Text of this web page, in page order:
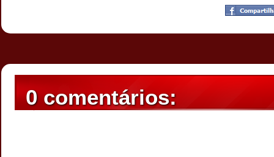
18:46
0 comentários: